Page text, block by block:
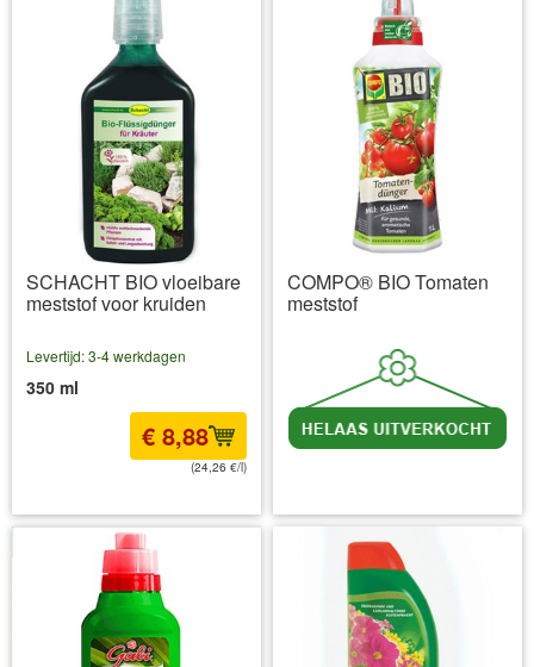
SCHACHT BIO vloeibare
meststof voor kruiden
Levertijd: 3-4 werkdagen
350 ml
€ 8,88
(24,26 €/l)
COMPO® BIO Tomaten
meststof